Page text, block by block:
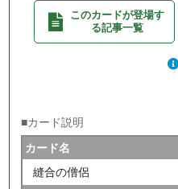
このカードが登場す
る記事一覧
■カード説明
カード名
縫合の僧侶